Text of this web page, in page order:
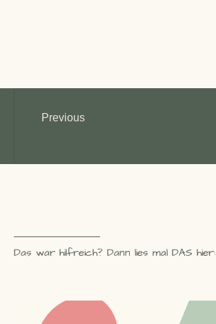
Previous
Das war hilfreich? Dann lies mal DAS hier: